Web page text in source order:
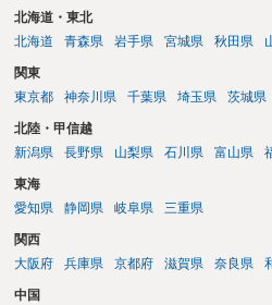
北海道・東北
北海道
青森県 岩手県 宮城県 秋田県
関東
東京都
神奈川県 千葉県 埼玉県 茨城県
北陸・甲信越
新潟県
長野県 山梨県 石川県 富山県
東海
愛知県
静岡県 岐阜県 三重県
関西
大阪府
兵庫県 京都府 滋賀県 奈良県
中国